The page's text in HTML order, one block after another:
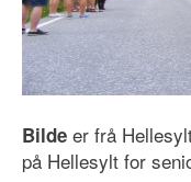
Bilde er frå
på Hellesylt for